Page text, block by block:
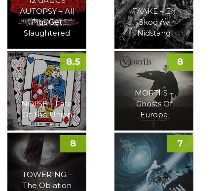
AUTOPSY – All
Pigs Get
Slaughtered
TAAKE – En
Skog Av
Nidstang
NOI!SE – Fate
Of The Union
8.5
MORTIIS –
Ghosts Of
Europa
8
TOWERING –
The Oblation
8 7